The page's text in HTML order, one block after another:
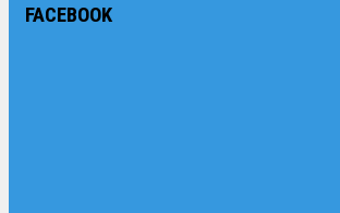
FACEBOOK